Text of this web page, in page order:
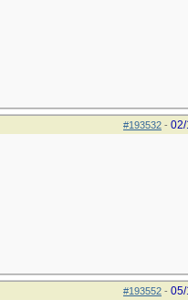
#193532 -
#193552 -